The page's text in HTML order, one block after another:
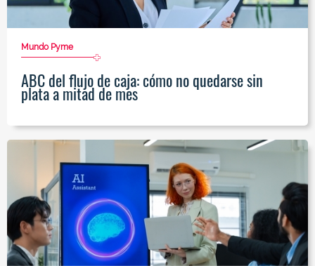
Mundo Pyme
ABC del flujo de caja: cómo no quedarse sin
plata a mitad de mes